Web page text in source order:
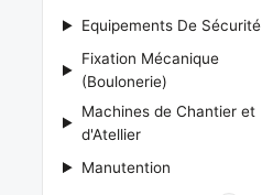
Equipements De Sécurité
Fixation Mécanique
(Boulonerie)
Machines de Chantier et
d'Atellier
Manutention